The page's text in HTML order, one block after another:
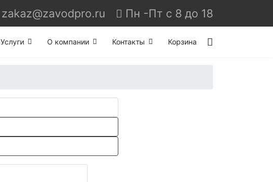
Пн -Пт с 8 до 18
Услуги О компании Контакты Корзина